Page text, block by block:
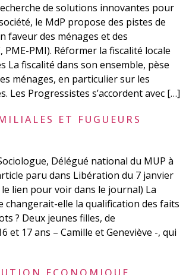
de solutions innovantes pour
le MdP propose des pistes de
faveur des ménages et des
PME-PMI). Réformer la fiscalité locale
La fiscalité dans son ensemble, pèse
ménages, en particulier sur les
Les Progressistes s’accordent avec […]
ET FUGUEURS
Délégué national du MUP à
paru dans Libération du 7 janvier
lien pour voir dans le journal) La
changerait-elle la qualification des faits
? Deux jeunes filles, de
et 17 ans – Camille et Geneviève -, qui